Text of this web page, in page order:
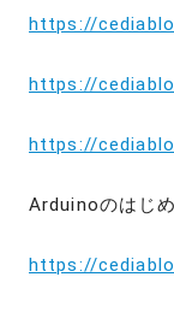
https://
https://
https://
Arduinoのはじ
https://